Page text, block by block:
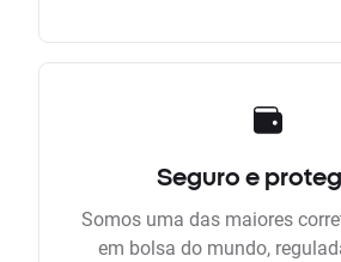
Seguro e
Somos uma das maiores
em bolsa do mundo,